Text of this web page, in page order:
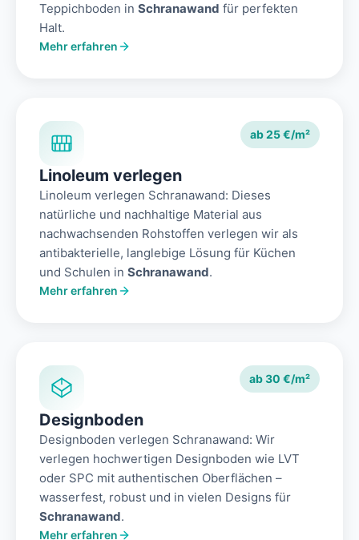
Teppichboden in Schranawand für perfekten
Halt.
Mehr erfahren
ab 25 €/m²
Linoleum verlegen
Linoleum verlegen Schranawand: Dieses
natürliche und nachhaltige Material aus
nachwachsenden Rohstoffen verlegen wir als
antibakterielle, langlebige Lösung für Küchen
und Schulen in Schranawand.
Mehr erfahren
ab 30 €/m²
Designboden
Designboden verlegen Schranawand: Wir
verlegen hochwertigen Designboden wie LVT
oder SPC mit authentischen Oberflächen –
wasserfest, robust und in vielen Designs für
Schranawand.
Mehr erfahren